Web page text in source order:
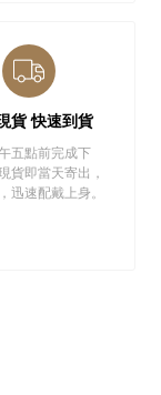
貨 快速到貨
五點前完成下
貨即當天寄出，
迅速配戴上身。